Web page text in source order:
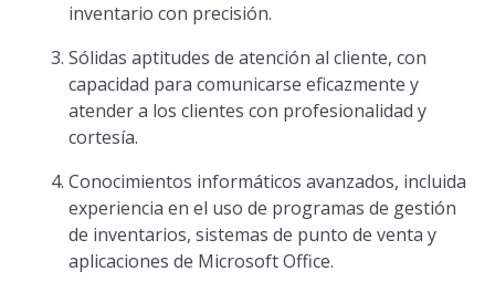
inventario con precisión.
Sólidas aptitudes de atención al cliente, con
capacidad para comunicarse eficazmente y
atender a los clientes con profesionalidad y
cortesía.
Conocimientos informáticos avanzados, incluida
experiencia en el uso de programas de gestión
de inventarios, sistemas de punto de venta y
aplicaciones de Microsoft Office.